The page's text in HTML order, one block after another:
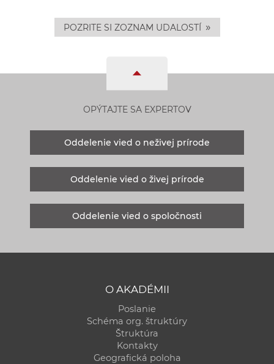
POZRITE SI ZOZNAM UDALOSTÍ »
OPÝTAJTE SA EXPERTOV
Oddelenie vied o neživej prírode
Oddelenie vied o živej prírode
Oddelenie vied o spoločnosti
O AKADÉMII
Poslanie
Schéma org. štruktúry
Štruktúra
Kontakty
Geografická poloha